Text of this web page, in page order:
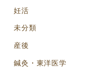
妊活
未分類
産後
鍼灸・東洋医学